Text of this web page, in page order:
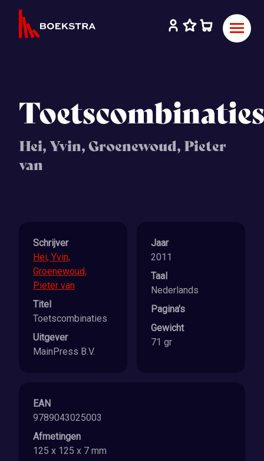
Toetscombinaties
Hei, Yvin, Groenewoud, Pieter
van
Schrijver
Hei, Yvin,
Groenewoud,
Pieter van
Titel
Toetscombinaties
Uitgever
MainPress B.V.
Jaar
2011
Taal
Nederlands
Pagina's
Gewicht
71 gr
EAN
9789043025003
Afmetingen
125 x 125 x 7 mm